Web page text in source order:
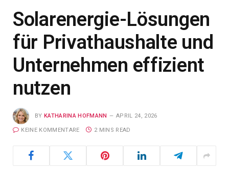
Solarenergie-Lösungen
für Privathaushalte und
Unternehmen effizient
nutzen
BY KATHARINA HOFMANN APRIL 24, 2026
KEINE KOMMENTARE 2 MINS READ